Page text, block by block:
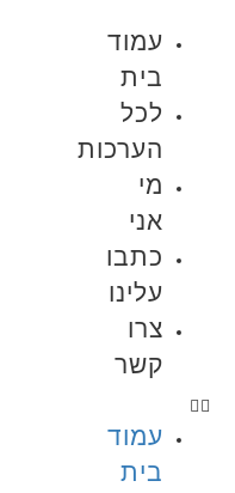
עמוד
בית
לכל
הערכות
מי
אני
כתבו
עלינו
צרו
קשר
עמוד
בית